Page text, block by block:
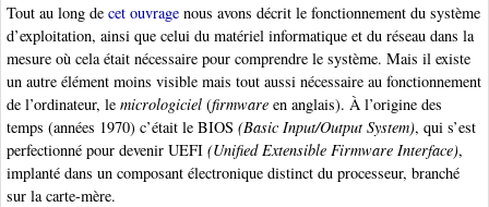
Tout au long de cet ouvrage nous avons décrit le fonctionnement du système
d’exploitation, ainsi que celui du matériel informatique et du réseau dans la
mesure où cela était nécessaire pour comprendre le système. Mais il existe
un autre élément moins visible mais tout aussi nécessaire au fonctionnement
de l’ordinateur, le micrologiciel (firmware en anglais). À l’origine des
temps (années 1970) c’était le BIOS (Basic Input/Output System), qui s’est
perfectionné pour devenir UEFI (Unified Extensible Firmware Interface),
implanté dans un composant électronique distinct du processeur, branché
sur la carte-mère.